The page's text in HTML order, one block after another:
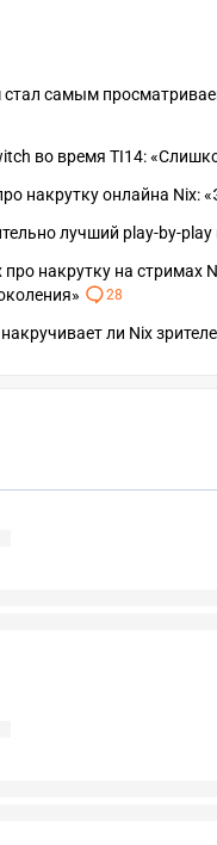
самым
во время TI14:
накрутку онлайна Nix:
лучший play-by-
накрутку на стримах
28
ли Nix